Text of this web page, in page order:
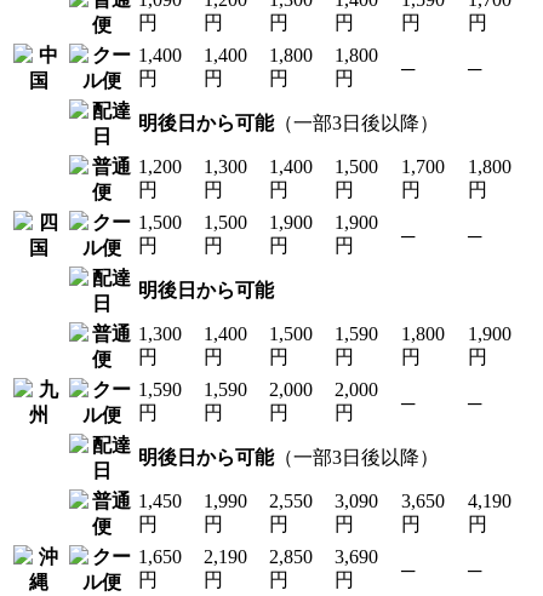
円
円
円
円
円
円
1,400
円
1,400
円
1,800
円
1,800
円
─ ─
明後日から可能（一部3日後以降）
1,200
円
1,300
円
1,400
円
1,500
円
1,700
円
1,800
円
1,500
円
1,500
円
1,900
円
1,900
円
─ ─
明後日から可能
1,300
円
1,400
円
1,500
円
1,590
円
1,800
円
1,900
円
1,590
円
1,590
円
2,000
円
2,000
円
─ ─
明後日から可能（一部3日後以降）
1,450
円
1,990
円
2,550
円
3,090
円
3,650
円
4,190
円
1,650
円
2,190
円
2,850
円
3,690
円
─ ─